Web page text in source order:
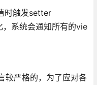
时触发setter
系统会通知所有的vie
较严格的，为了应对各